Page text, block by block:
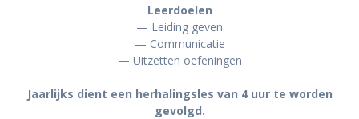
Leerdoelen
— Leiding geven
— Communicatie
— Uitzetten oefeningen
Jaarlijks dient een herhalingsles van 4 uur te worden
gevolgd.